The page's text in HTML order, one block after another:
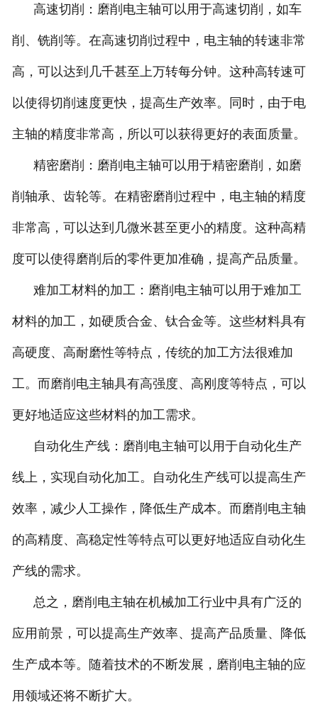
高速切削：磨削电主轴可以用于高速切削，如车
削、铣削等。在高速切削过程中，电主轴的转速非常
高，可以达到几千甚至上万转每分钟。这种高转速可
以使得切削速度更快，提高生产效率。同时，由于电
主轴的精度非常高，所以可以获得更好的表面质量。
精密磨削：磨削电主轴可以用于精密磨削，如磨
削轴承、齿轮等。在精密磨削过程中，电主轴的精度
非常高，可以达到几微米甚至更小的精度。这种高精
度可以使得磨削后的零件更加准确，提高产品质量。
难加工材料的加工：磨削电主轴可以用于难加工
材料的加工，如硬质合金、钛合金等。这些材料具有
高硬度、高耐磨性等特点，传统的加工方法很难加
工。而磨削电主轴具有高强度、高刚度等特点，可以
更好地适应这些材料的加工需求。
自动化生产线：磨削电主轴可以用于自动化生产
线上，实现自动化加工。自动化生产线可以提高生产
效率，减少人工操作，降低生产成本。而磨削电主轴
的高精度、高稳定性等特点可以更好地适应自动化生
产线的需求。
总之，磨削电主轴在机械加工行业中具有广泛的
应用前景，可以提高生产效率、提高产品质量、降低
生产成本等。随着技术的不断发展，磨削电主轴的应
用领域还将不断扩大。